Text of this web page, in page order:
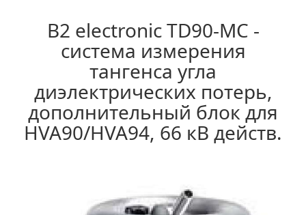
B2 electronic TD90-MC -
система измерения
тангенса угла
диэлектрических потерь,
дополнительный блок для
HVA90/HVA94, 66 кВ действ.